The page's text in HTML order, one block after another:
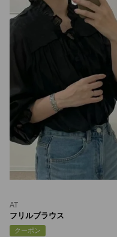
AT
フリルブラウス
クーポン